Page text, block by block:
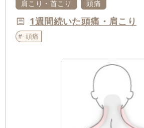
肩こり・首こり 頭痛
1週間続いた頭痛・肩こり
頭痛